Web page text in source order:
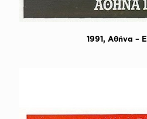
1991, Aθήνα –